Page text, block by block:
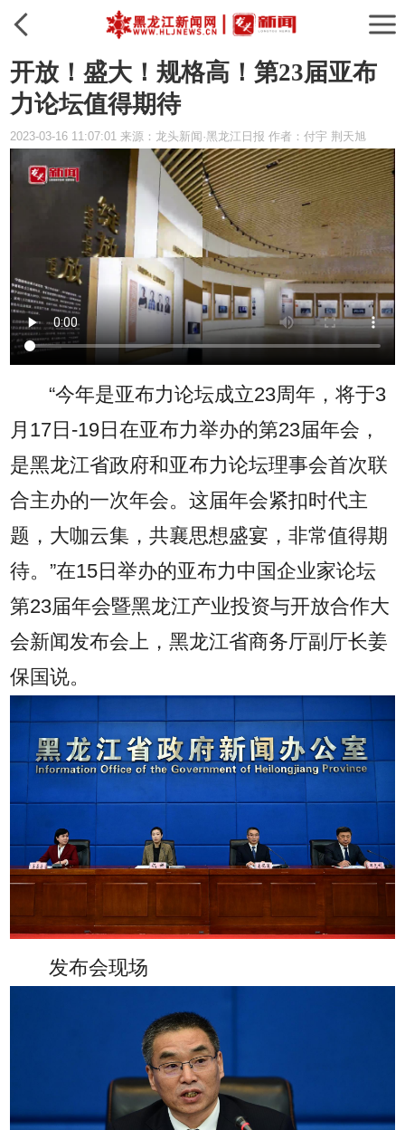
开放！盛大！规格高！第23届亚布
力论坛值得期待
2023-03-16 11:07:01 来源：龙头新闻·黑龙江日报 作者：付宇 荆天旭
“今年是亚布力论坛成立23周年，将于3
月17日-19日在亚布力举办的第23届年会，
是黑龙江省政府和亚布力论坛理事会首次联
合主办的一次年会。这届年会紧扣时代主
题，大咖云集，共襄思想盛宴，非常值得期
待。”在15日举办的亚布力中国企业家论坛
第23届年会暨黑龙江产业投资与开放合作大
会新闻发布会上，黑龙江省商务厅副厅长姜
保国说。
发布会现场